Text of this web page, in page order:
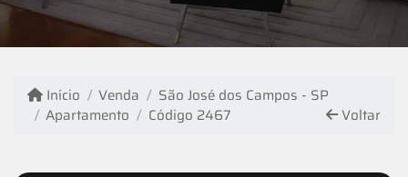
Início Venda
São José dos Campos - SP
Apartamento
Código 2467 Voltar